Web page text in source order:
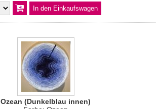
Ozean (Dunkelblau innen)